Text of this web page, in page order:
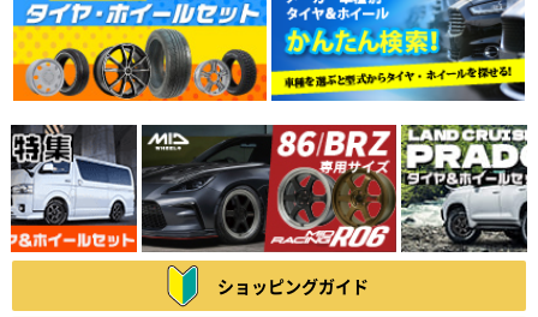
ショッピングガイド